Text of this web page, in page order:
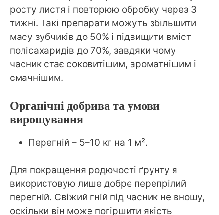
росту листя і повторюю обробку через 3
тижні. Такі препарати можуть збільшити
масу зубчиків до 50% і підвищити вміст
полісахаридів до 70%, завдяки чому
часник стає соковитішим, ароматнішим і
смачнішим.
Органічні добрива та умови
вирощування
Перегній – 5–10 кг на 1 м².
Для покращення родючості ґрунту я
використовую лише добре перепрілий
перегній. Свіжий гній під часник не вношу,
оскільки він може погіршити якість